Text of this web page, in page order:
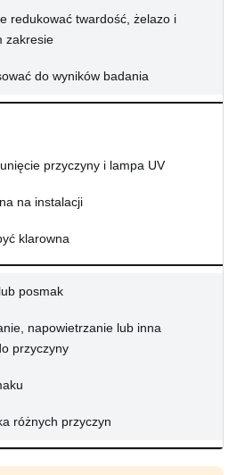
redukować twardość, żelazo i
zakresie
do wyników badania
przyczyny i lampa UV
na instalacji
klarowna
posmak
napowietrzanie lub inna
przyczyny
różnych przyczyn